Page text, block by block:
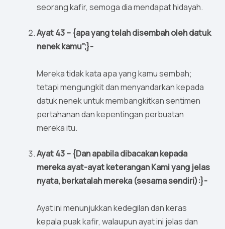
seorang kafir, semoga dia mendapat hidayah.
Ayat 43 – {apa yang telah disembah oleh datuk
nenek kamu”;}-
Mereka tidak kata apa yang kamu sembah;
tetapi mengungkit dan menyandarkan kepada
datuk nenek untuk membangkitkan sentimen
pertahanan dan kepentingan perbuatan
mereka itu.
Ayat 43 – {Dan apabila dibacakan kepada
mereka ayat-ayat keterangan Kami yang jelas
nyata, berkatalah mereka (sesama sendiri):}-
Ayat ini menunjukkan kedegilan dan keras
kepala puak kafir, walaupun ayat ini jelas dan